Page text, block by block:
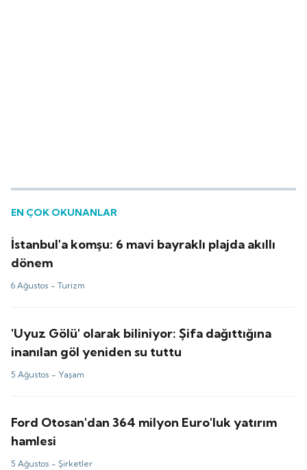
EN ÇOK OKUNANLAR
İstanbul'a komşu: 6 mavi bayraklı plajda akıllı
dönem
6 Ağustos -Turizm
'Uyuz Gölü' olarak biliniyor: Şifa dağıttığına
inanılan göl yeniden su tuttu
5 Ağustos - Yaşam
Ford Otosan'dan 364 milyon Euro'luk yatırım
hamlesi
5 Ağustos -Şirketler